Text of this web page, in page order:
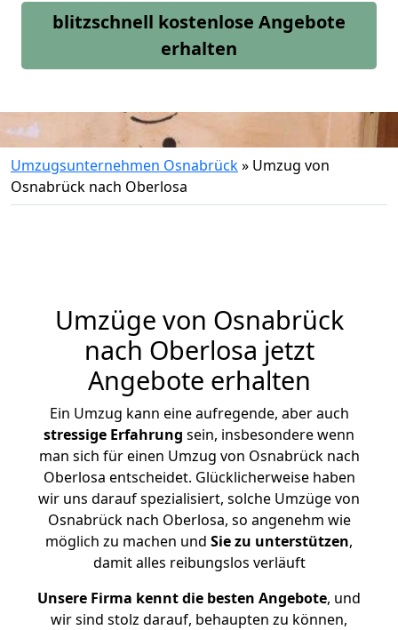
blitzschnell kostenlose Angebote
erhalten
Umzugsunternehmen Osnabrück» Umzug von
Osnabrück nach Oberlosa
Umzüge von Osnabrück
nach Oberlosa jetzt
Angebote erhalten
Ein Umzug kann eine aufregende, aber auch
stressige Erfahrung sein, insbesondere wenn
man sich für einen Umzug von Osnabrück nach
Oberlosa entscheidet. Glücklicherweise haben
wir uns darauf spezialisiert, solche Umzüge von
Osnabrück nach Oberlosa, so angenehm wie
möglich zu machen und Sie zu unterstützen,
damit alles reibungslos verläuft
Unsere Firma kennt die besten Angebote, und
wir sind stolz darauf, behaupten zu können,